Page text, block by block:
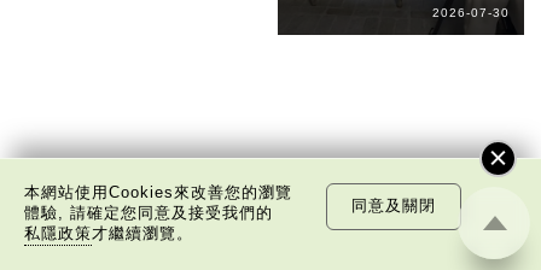
2026-07-30
本網站使用Cookies來改善您的瀏覽
體驗, 請確定您同意及接受我們的
私隱政策才繼續瀏覽。
同意及關閉